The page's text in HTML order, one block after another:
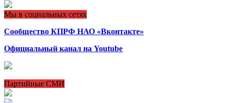
Мы в социальных сетях
Сообщество КПРФ НАО «Вконтакте»
Официальный канал на Youtube
Партийные СМИ